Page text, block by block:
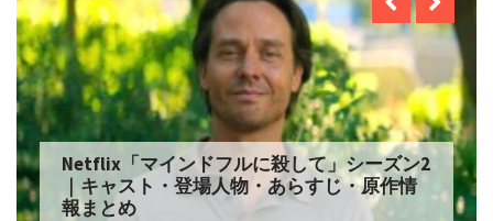
Netflix「マインドフルに殺して」シーズン2
｜キャスト・登場人物・あらすじ・原作情
報まとめ